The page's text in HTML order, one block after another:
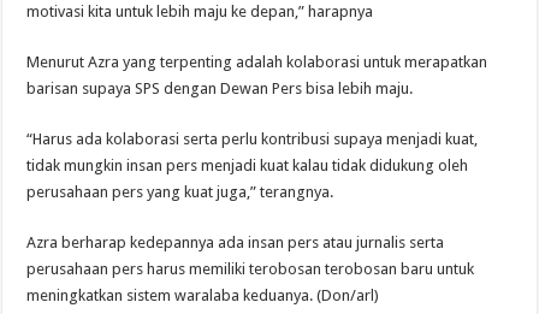
motivasi kita untuk lebih maju ke depan,” harapnya
Menurut Azra yang terpenting adalah kolaborasi untuk merapatkan
barisan supaya SPS dengan Dewan Pers bisa lebih maju.
“Harus ada kolaborasi serta perlu kontribusi supaya menjadi kuat,
tidak mungkin insan pers menjadi kuat kalau tidak didukung oleh
perusahaan pers yang kuat juga,” terangnya.
Azra berharap kedepannya ada insan pers atau jurnalis serta
perusahaan pers harus memiliki terobosan terobosan baru untuk
meningkatkan sistem waralaba keduanya. (Don/arl)